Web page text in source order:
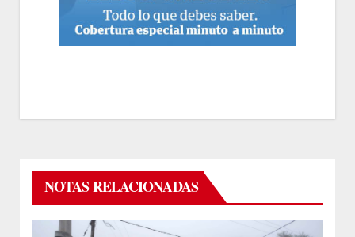
NOTAS RELACIONADAS